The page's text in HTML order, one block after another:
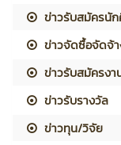
ข่าวรับสมัครนัก
ข่าวจัดซื้อจัดจ้
ข่าวรับสมัครงา
ข่าวรับรางวัล
ข่าวทุน/วิจัย